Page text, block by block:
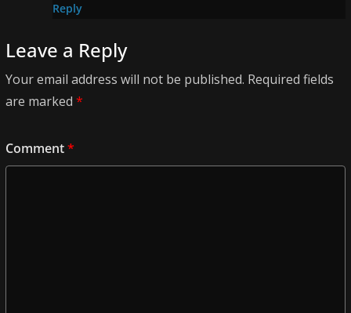
Reply
Leave a Reply
Your email address will not be published. Required fields
are marked *
Comment*